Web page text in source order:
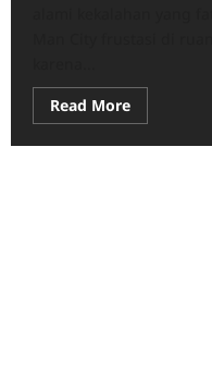
Read MoreRead
more
Man